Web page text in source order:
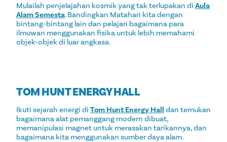
Mulailah penjelajahan kosmik yang tak terlupakan di Aula
Alam Semesta. Bandingkan Matahari kita dengan
bintang-bintang lain dan pelajari bagaimana para
ilmuwan menggunakan fisika untuk lebih memahami
objek-objek di luar angkasa.
TOM HUNT ENERGY HALL
Ikuti sejarah energi di Tom Hunt Energy Hall dan temukan
bagaimana alat pemanggang modern dibuat,
memanipulasi magnet untuk merasakan tarikannya, dan
bagaimana kita menggunakan sumber daya alam.